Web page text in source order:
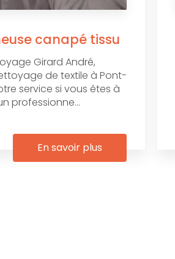
canapé tissu
Girard André,
de textile à Pont-
service si vous êtes à
professionne...
En savoir plus